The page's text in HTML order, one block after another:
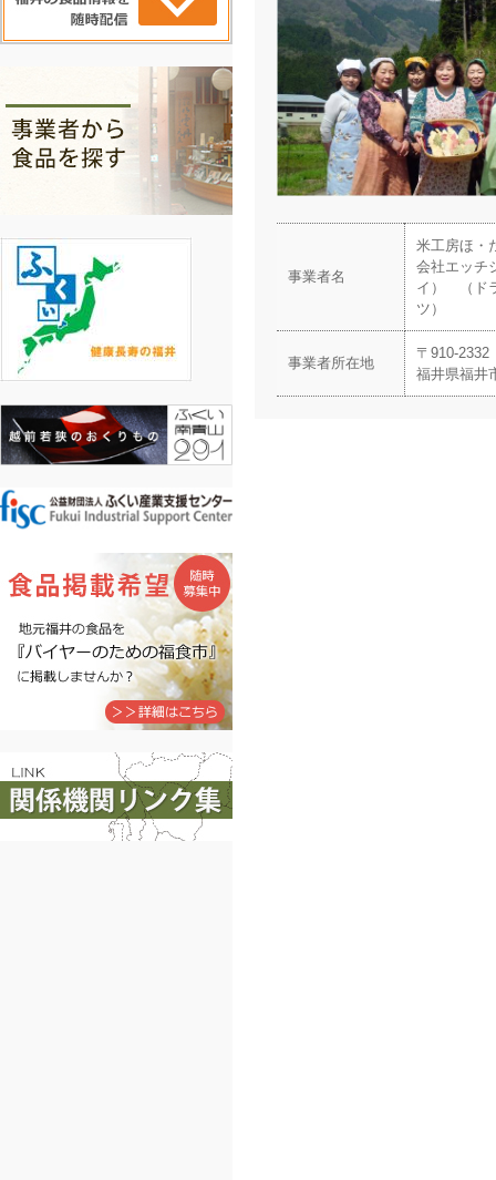
事業者名
米工房ほ・
会社エッチ
イ） （ド
ツ）
事業者所在地
〒910-2332
福井県福井